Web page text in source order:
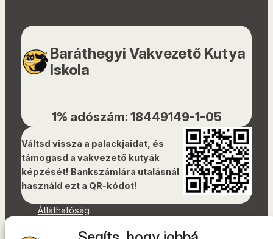
Baráthegyi Vakvezető Kutya
Iskola
1% adószám: 18449149-1-05
Váltsd vissza a palackjaidat, és
támogasd a vakvezető kutyák
képzését! Bankszámlára utalásnál
használd ezt a QR-kódot!
Átláthatóság